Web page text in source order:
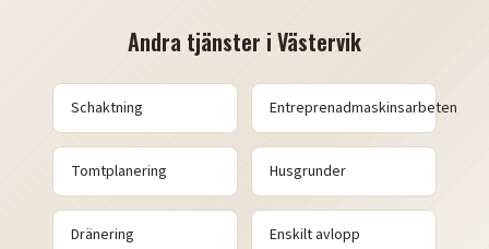
Andra tjänster i Västervik
Schaktning Entreprenadmaskinsarbeten
Tomtplanering Husgrunder
Dränering Enskilt avlopp